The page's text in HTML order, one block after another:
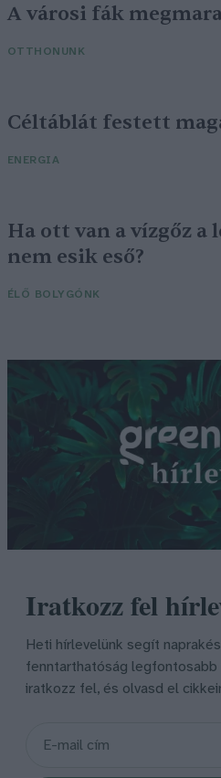
A városi fák
OTTHONUNK
Céltáblát festett
ENERGIA
Ha ott van a vízgőz a
nem esik eső?
ÉLŐ BOLYGÓNK
Iratkozz fel
Heti hírlevelünk segít
fenntarthatóság legfontosabb
iratkozz fel, és olvasd el